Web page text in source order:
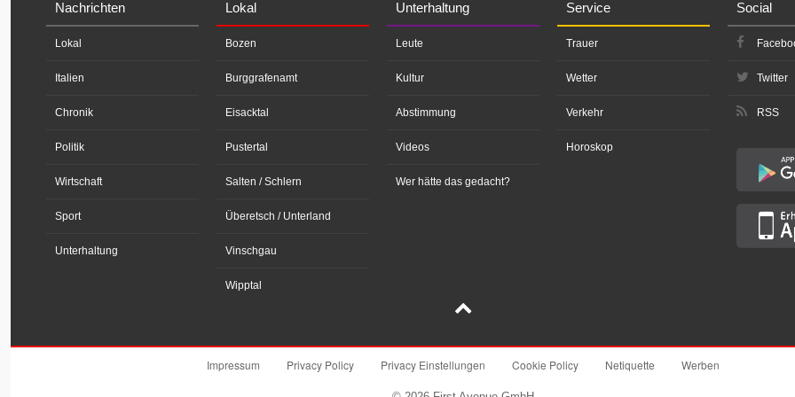
Nachrichten
Lokal
Italien
Chronik
Politik
Wirtschaft
Sport
Unterhaltung
Lokal
Bozen
Burggrafenamt
Eisacktal
Pustertal
Salten / Schlern
Überetsch / Unterland
Vinschgau
Wipptal
Unterhaltung
Leute
Kultur
Abstimmung
Videos
Wer hätte das gedacht?
Service
Trauer
Wetter
Verkehr
Horoskop
Social
Twitter
RSS
Impressum Privacy Policy Privacy Einstellungen Cookie Policy Netiquette Werben